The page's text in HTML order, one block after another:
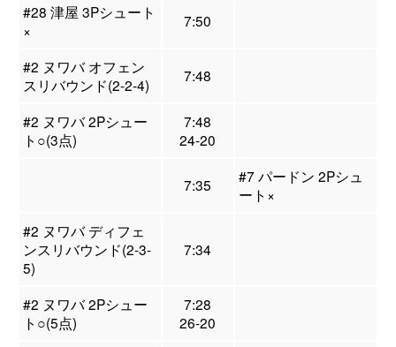
#28 津屋 3Pシュート
×
7:50
#2 ヌワバ オフェン
スリバウンド(2-2-4)
7:48
#2 ヌワバ 2Pシュー
ト○(3点)
7:48
24-20
7:35
#7 パードン 2Pシュ
ート×
#2 ヌワバ ディフェ
ンスリバウンド(2-3-
5)
7:34
#2 ヌワバ 2Pシュー
ト○(5点)
7:28
26-20